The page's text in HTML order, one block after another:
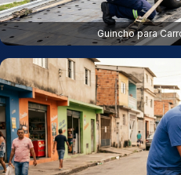
Guincho para